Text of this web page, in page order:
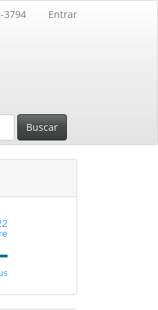
3794 Entrar
Buscar